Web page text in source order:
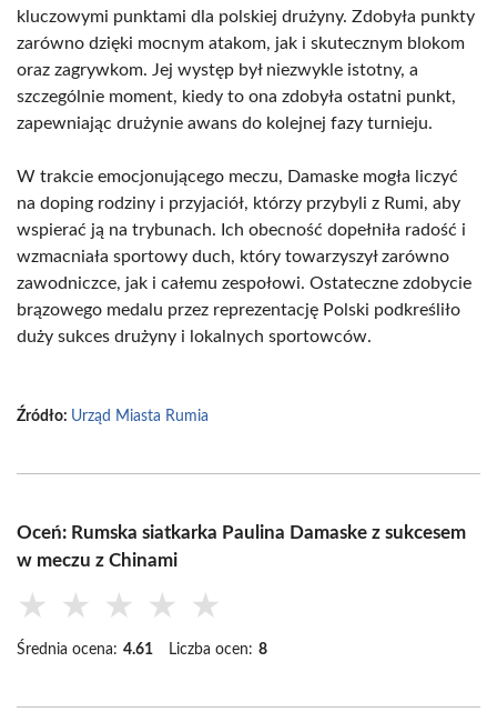
kluczowymi punktami dla polskiej drużyny. Zdobyła punkty
zarówno dzięki mocnym atakom, jak i skutecznym blokom
oraz zagrywkom. Jej występ był niezwykle istotny, a
szczególnie moment, kiedy to ona zdobyła ostatni punkt,
zapewniając drużynie awans do kolejnej fazy turnieju.
W trakcie emocjonującego meczu, Damaske mogła liczyć
na doping rodziny i przyjaciół, którzy przybyli z Rumi, aby
wspierać ją na trybunach. Ich obecność dopełniła radość i
wzmacniała sportowy duch, który towarzyszył zarówno
zawodniczce, jak i całemu zespołowi. Ostateczne zdobycie
brązowego medalu przez reprezentację Polski podkreśliło
duży sukces drużyny i lokalnych sportowców.
Źródło: Urząd Miasta Rumia
Oceń: Rumska siatkarka Paulina Damaske z sukcesem
w meczu z Chinami
★ ★ ★ ★ ★
Średnia ocena: 4.61 Liczba ocen: 8